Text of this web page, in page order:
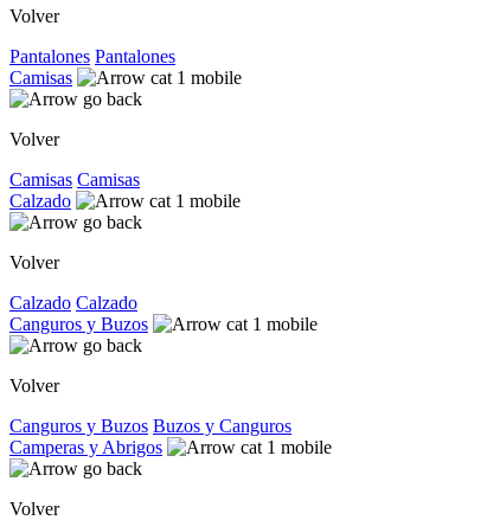
Volver
Pantalones Pantalones
Camisas
Volver
Camisas Camisas
Calzado
Volver
Calzado Calzado
Canguros y Buzos
Volver
Canguros y Buzos Buzos y Canguros
Camperas y Abrigos
Volver